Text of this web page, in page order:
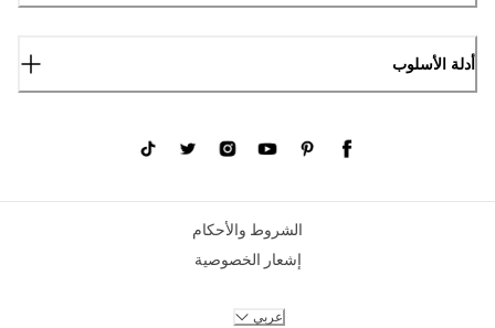
أدلة الأسلوب
الشروط والأحكام
إشعار الخصوصية
عربي